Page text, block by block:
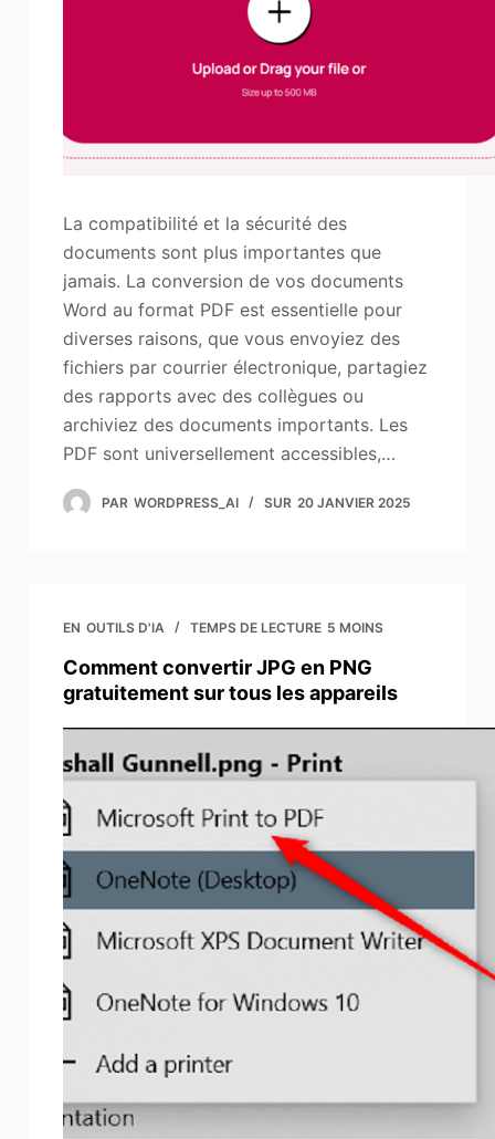
La compatibilité et la sécurité des
documents sont plus importantes que
jamais. La conversion de vos documents
Word au format PDF est essentielle pour
diverses raisons, que vous envoyiez des
fichiers par courrier électronique, partagiez
des rapports avec des collègues ou
archiviez des documents importants. Les
PDF sont universellement accessibles,…
PAR WORDPRESS_AI SUR 20 JANVIER 2025
EN OUTILS D'IA TEMPS DE LECTURE 5 MOINS
Comment convertir JPG en PNG
gratuitement sur tous les appareils